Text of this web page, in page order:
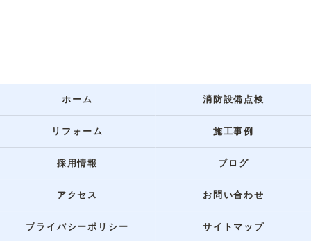
ホーム 消防設備点検
リフォーム 施工事例
採用情報 ブログ
アクセス お問い合わせ
プライバシーポリシー サイトマップ